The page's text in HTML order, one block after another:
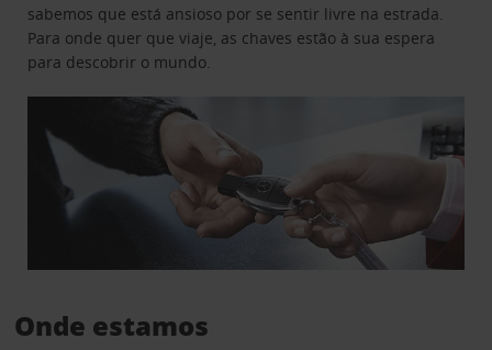
sabemos que está ansioso por se sentir livre na estrada.
Para onde quer que viaje, as chaves estão à sua espera
para descobrir o mundo.
Onde estamos